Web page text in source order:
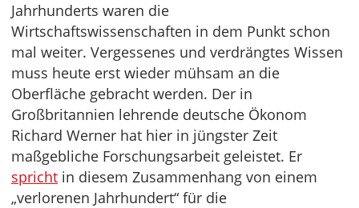
Jahrhunderts waren die
Wirtschaftswissenschaften in dem Punkt schon
mal weiter. Vergessenes und verdrängtes Wissen
muss heute erst wieder mühsam an die
Oberfläche gebracht werden. Der in
Großbritannien lehrende deutsche Ökonom
Richard Werner hat hier in jüngster Zeit
maßgebliche Forschungsarbeit geleistet. Er
spricht in diesem Zusammenhang von einem
„verlorenen Jahrhundert“ für die